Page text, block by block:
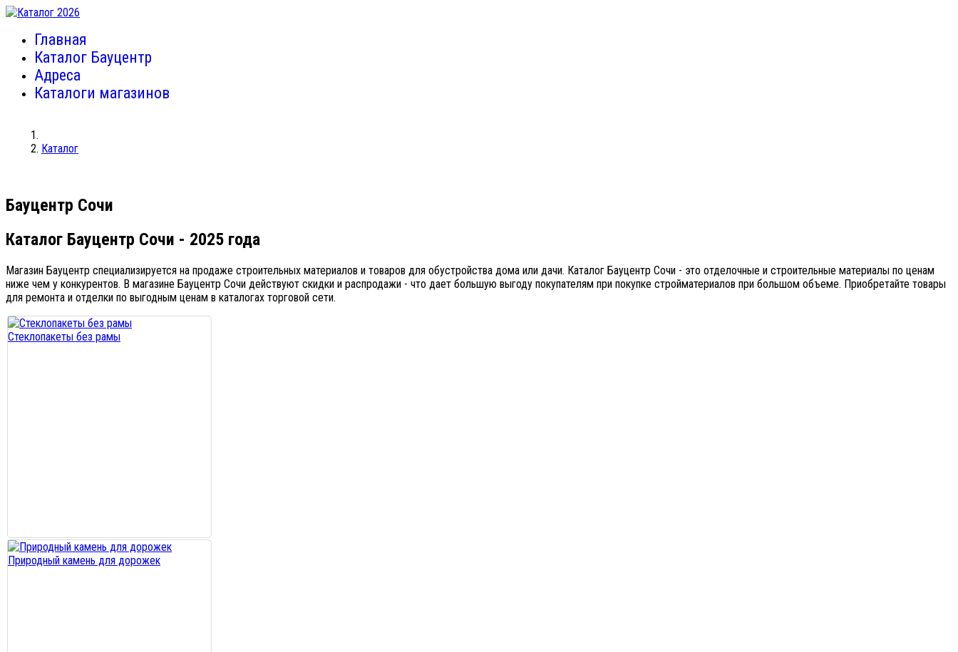
Главная
Каталог Бауцентр
Адреса
Каталоги магазинов
Каталог
Бауцентр Сочи
Каталог Бауцентр Сочи - 2025 года
Магазин Бауцентр специализируется на продаже строительных материалов и товаров для обустройства дома или дачи. Каталог Бауцентр Сочи - это отделочные и строительные материалы по ценам
ниже чем у конкурентов. В магазине Бауцентр Сочи действуют скидки и распродажи - что дает большую выгоду покупателям при покупке стройматериалов при большом объеме. Приобретайте товары
для ремонта и отделки по выгодным ценам в каталогах торговой сети.
Стеклопакеты без рамы
Природный камень для дорожек